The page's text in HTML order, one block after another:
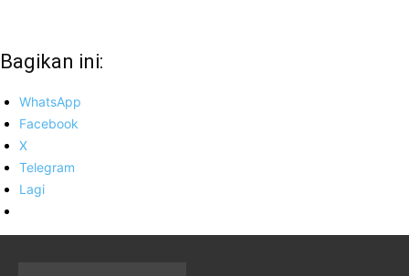
Bagikan ini:
WhatsApp
Facebook
X
Telegram
Lagi